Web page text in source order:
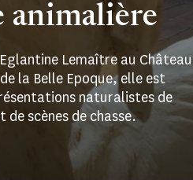
animalière
Lemaître au Château
la Belle Epoque, elle est
naturalistes de
de scènes de chasse.